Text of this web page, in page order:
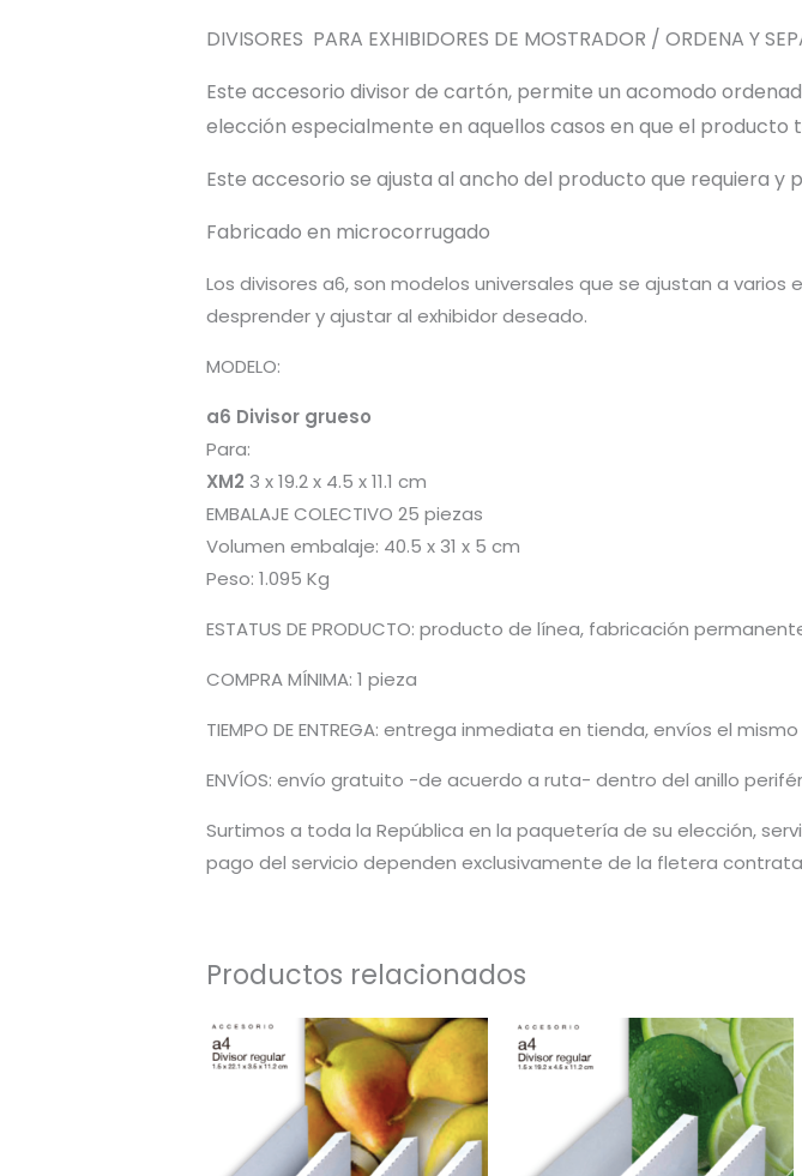
DIVISORES PARA EXHIBIDORES DE MOSTRADOR / ORDENA Y
Este accesorio divisor de cartón, permite un acomodo
elección especialmente en aquellos casos en que el producto
Este accesorio se ajusta al ancho del producto que requiera y
Fabricado en microcorrugado
Los divisores a6, son modelos universales que se ajustan a
desprender y ajustar al exhibidor deseado.
MODELO:
a6 Divisor grueso
Para:
XM2 3 x 19.2 x 4.5 x 11.1 cm
EMBALAJE COLECTIVO 25 piezas
Volumen embalaje: 40.5 x 31 x 5 cm
Peso: 1.095 Kg
ESTATUS DE PRODUCTO: producto de línea, fabricación
COMPRA MÍNIMA: 1 pieza
TIEMPO DE ENTREGA: entrega inmediata en tienda, envíos el
ENVÍOS: envío gratuito -de acuerdo a ruta- dentro del anillo
Surtimos a toda la República en la paquetería de su elección,
pago del servicio dependen exclusivamente de la fletera
Productos relacionados